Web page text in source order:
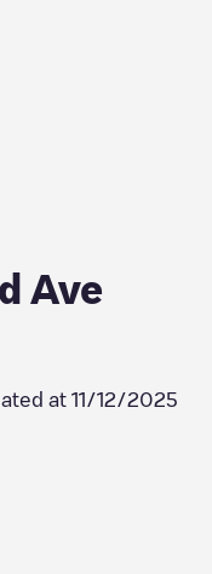
Ave
at 11/12/2025